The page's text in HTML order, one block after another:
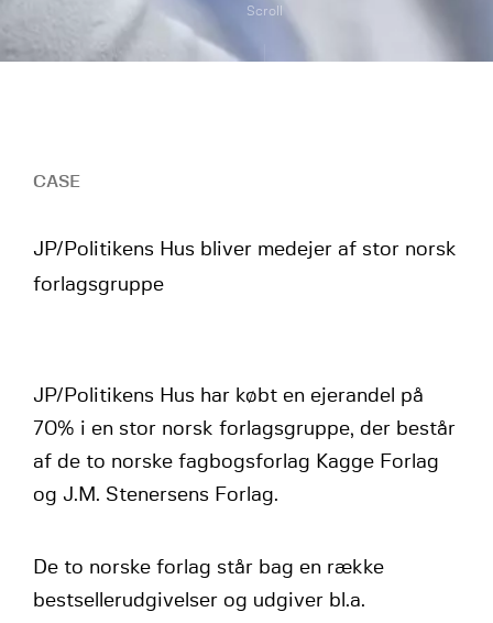
Scroll
CASE
JP/Politikens Hus bliver medejer af stor norsk
forlagsgruppe
JP/Politikens Hus har købt en ejerandel på
70% i en stor norsk forlagsgruppe, der består
af de to norske fagbogsforlag Kagge Forlag
og J.M. Stenersens Forlag.
De to norske forlag står bag en række
bestsellerudgivelser og udgiver bl.a.